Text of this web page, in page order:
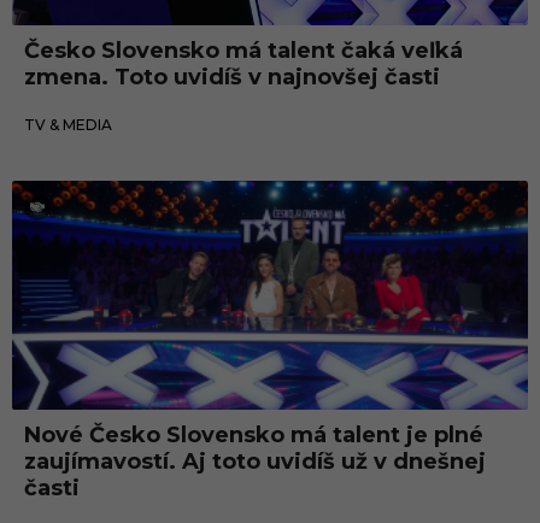
Česko Slovensko má talent čaká veľká
zmena. Toto uvidíš v najnovšej časti
TV & MEDIA
Nové Česko Slovensko má talent je plné
zaujímavostí. Aj toto uvidíš už v dnešnej
časti